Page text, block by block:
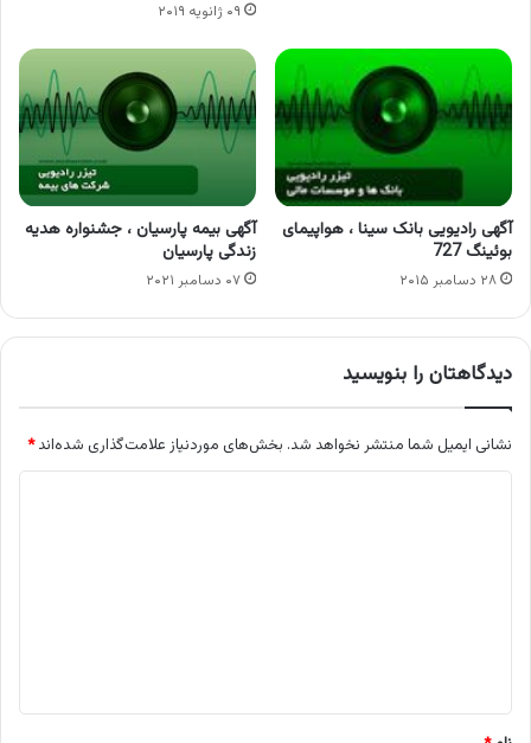
۰۹ ژانویه ۲۰۱۹
آگهی رادیویی بانک سینا ، هواپیمای
بوئینگ 727
۲۸ دسامبر ۲۰۱۵
آگهی بیمه پارسیان ، جشنواره هدیه
زندگی پارسیان
۰۷ دسامبر ۲۰۲۱
دیدگاهتان را بنویسید
نشانی ایمیل شما منتشر نخواهد شد. بخش‌های موردنیاز علامت‌گذاری شده‌اند*